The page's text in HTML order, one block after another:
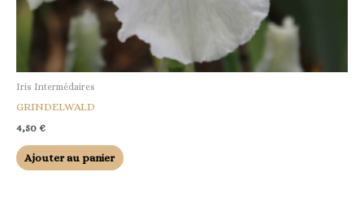
Iris Intermédaires
GRINDELWALD
4,50 €
Ajouter au panier